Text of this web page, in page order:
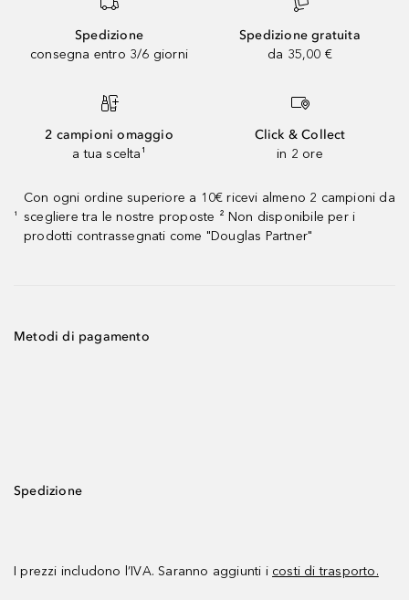
Spedizione
consegna entro 3/6 giorni
Spedizione gratuita
da 35,00 €
2 campioni omaggio
a tua scelta¹
Click & Collect
in 2 ore
¹
Con ogni ordine superiore a 10€ ricevi almeno 2 campioni da
scegliere tra le nostre proposte ² Non disponibile per i
prodotti contrassegnati come "Douglas Partner"
Metodi di pagamento
Spedizione
I prezzi includono l’IVA. Saranno aggiunti i costi di trasporto.